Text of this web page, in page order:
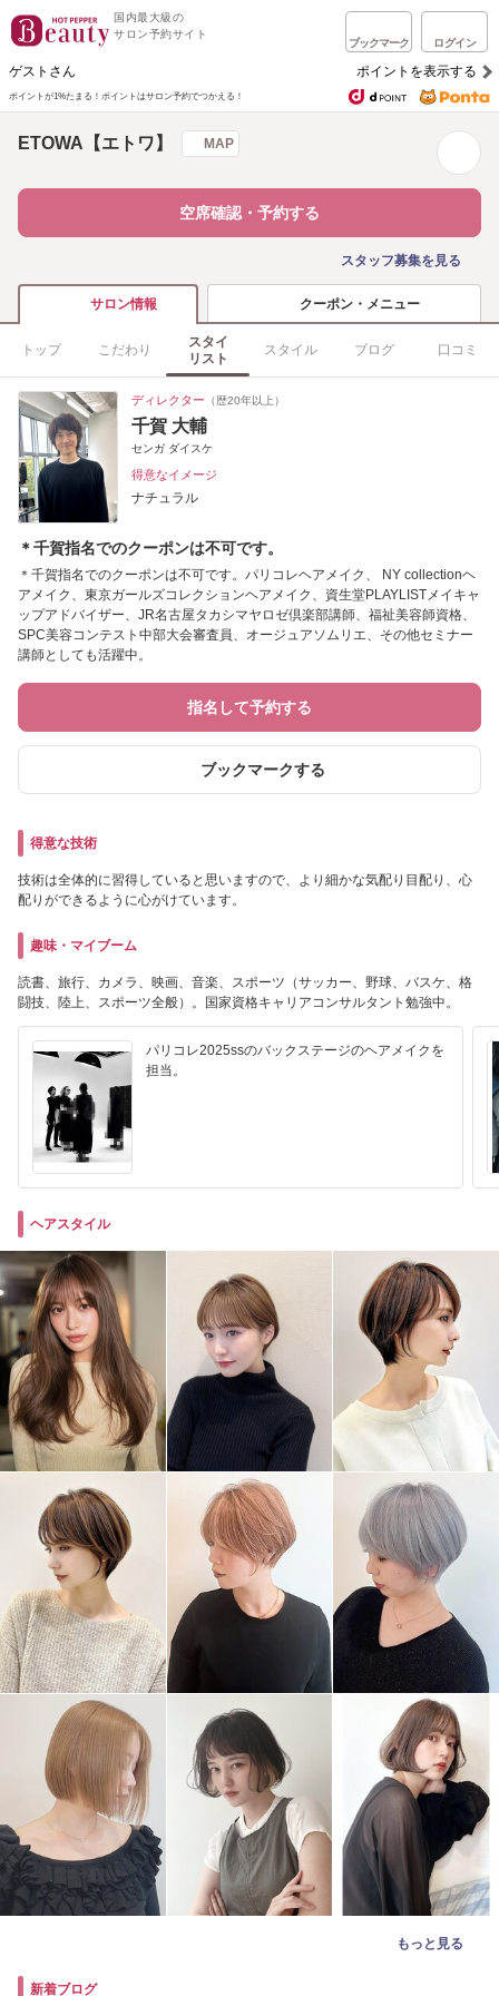
国内最大級の
サロン予約サイト
ブックマーク ログイン
ゲストさん ポイントを表示する
ポイントが1%たまる！ ポイントはサロン予約でつかえる！
ETOWA【エトワ】 MAP
空席確認・予約する
スタッフ募集を見る
サロン情報 クーポン・メニュー
トップ こだわり
スタイ
リスト
スタイル ブログ 口コミ
ディレクター （歴20年以上）
千賀 大輔
センガ ダイスケ
得意なイメージ
ナチュラル
＊千賀指名でのクーポンは不可です。
＊千賀指名でのクーポンは不可です。パリコレヘアメイク、 NY collectionヘ
アメイク、東京ガールズコレクションヘアメイク、資生堂PLAYLISTメイキャ
ップアドバイザー、JR名古屋タカシマヤロゼ倶楽部講師、福祉美容師資格、
SPC美容コンテスト中部大会審査員、オージュアソムリエ、その他セミナー
講師としても活躍中。
指名して予約する
ブックマークする
得意な技術
技術は全体的に習得していると思いますので、より細かな気配り目配り、心
配りができるように心がけています。
趣味・マイブーム
読書、旅行、カメラ、映画、音楽、スポーツ（サッカー、野球、バスケ、格
闘技、陸上、スポーツ全般）。国家資格キャリアコンサルタント勉強中。
パリコレ2025ssのバックステージのヘアメイクを
担当。
ヘアスタイル
もっと見る
新着ブログ